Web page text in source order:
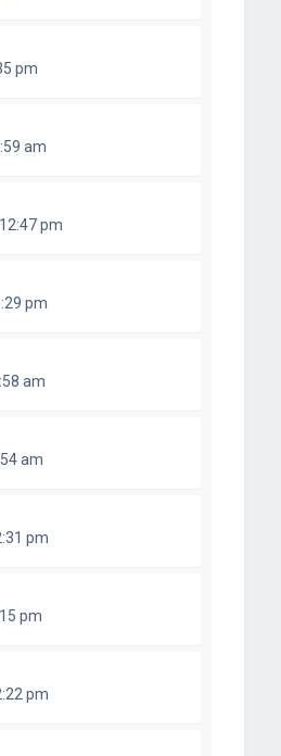
pm
am
pm
pm
am
am
pm
pm
pm